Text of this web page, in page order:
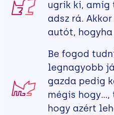
ugrik ki, amíg
adsz rá.
autót,
Be fogod
legnagyobb
gazda pedig
mégis hogy…,
hogy azért